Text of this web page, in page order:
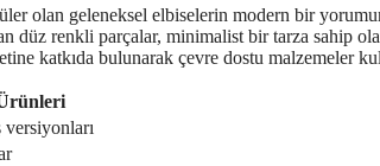
olan geleneksel elbiselerin modern bir
düz renkli parçalar, minimalist bir tarza sahip
katkıda bulunarak çevre dostu malzemeler